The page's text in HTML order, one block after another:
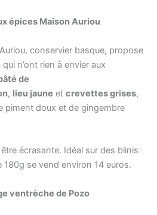
épices Maison Auriou
conservier basque, propose
qui n’ont rien à envier aux
de
, lieu jaune et crevettes grises,
piment doux et de gingembre
écrasante. Idéal sur des blinis
180g se vend environ 14 euros.
ventrèche de Pozo